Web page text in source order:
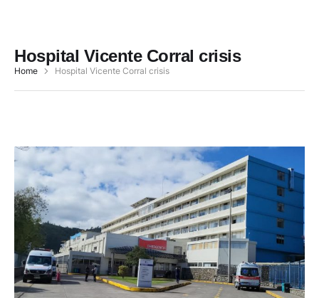
Hospital Vicente Corral crisis
Home Hospital Vicente Corral crisis